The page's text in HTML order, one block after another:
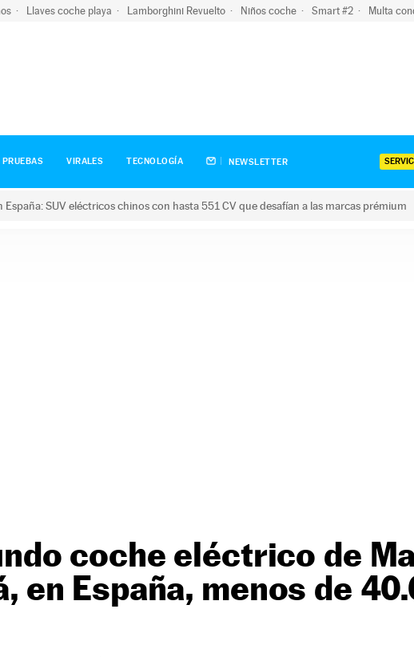
Llaves coche playa Lamborghini Revuelto Niños coche Smart #2 Multa
PRUEBAS VIRALES TECNOLOGÍA NEWSLETTER
SUV eléctricos chinos con hasta 551 CV que desafían a las marcas prémium
coche eléctrico de
en España, menos de